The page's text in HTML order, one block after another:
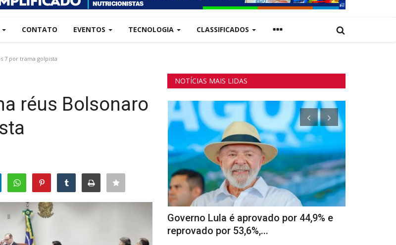
CONTATO EVENTOS TECNOLOGIA CLASSIFICADOS
7 por trama golpista
réus Bolsonaro
NOTÍCIAS MAIS LIDAS
diz que Leonardo a inspira e
que ‘sogro...
Governo Lula é aprovado por 44,9% e
reprovado por 53,6%,...